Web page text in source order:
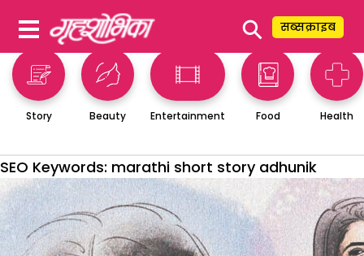
⚲ सब्सक्राइब
Story Beauty Entertainment Food Health
SEO Keywords: marathi short story adhunik